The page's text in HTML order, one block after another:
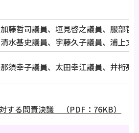
藤哲司議員、垣見啓之議員、服部哲
水基史議員、宇藤久子議員、浦上文
須幸子議員、太田幸江議員、井桁亮
する問責決議 （PDF：76KB）